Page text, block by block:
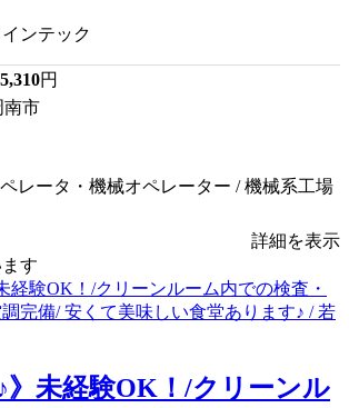
ンテック
円
南市
レータ・機械オペレーター / 機械系工場
詳細を表示
す
》未経験OK！/クリーンル